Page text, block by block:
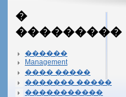
�
���������
������
Management
���� �����
������� �����
�����������